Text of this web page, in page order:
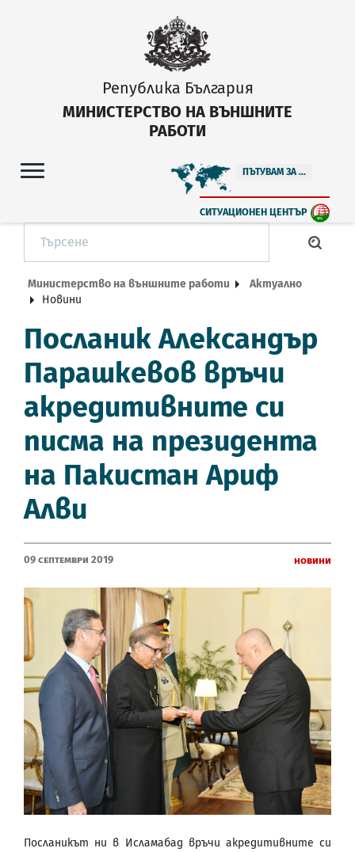
Република България
МИНИСТЕРСТВО НА ВЪНШНИТЕ
РАБОТИ
ПЪТУВАМ ЗА ...
СИТУАЦИОНЕН ЦЕНТЪР
Министерство на външните работи
Актуално
Новини
Посланик Александър
Парашкевов връчи
акредитивните си
писма на президента
на Пакистан Ариф
Алви
09 Септември 2019 Новини
Посланикът ни в Исламабад връчи акредитивните си